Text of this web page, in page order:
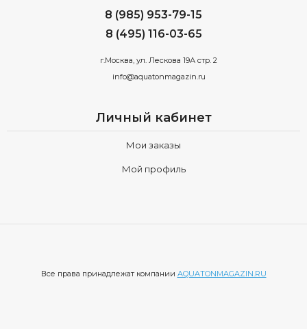
8 (985) 953-79-15
8 (495) 116-03-65
г.Москва, ул. Лескова 19А стр. 2
info@aquatonmagazin.ru
Личный кабинет
Мои заказы
Мой профиль
Все права принадлежат компании AQUATONMAGAZIN.RU